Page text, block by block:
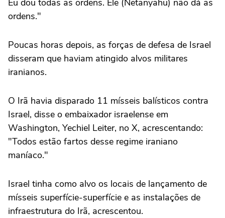
ordens."
Poucas horas depois, ⁠as forças de defesa de Israel
disseram que haviam atingido alvos militares
iranianos.
O Irã havia disparado 11 mísseis ‌balísticos contra
Israel, disse o embaixador israelense em
Washington, ‌Yechiel Leiter, no X, acrescentando:
"Todos estão fartos desse regime iraniano
maníaco."
Israel tinha como alvo os locais de lançamento de
mísseis superfície-superfície e as instalações de
infraestrutura do Irã, acrescentou.